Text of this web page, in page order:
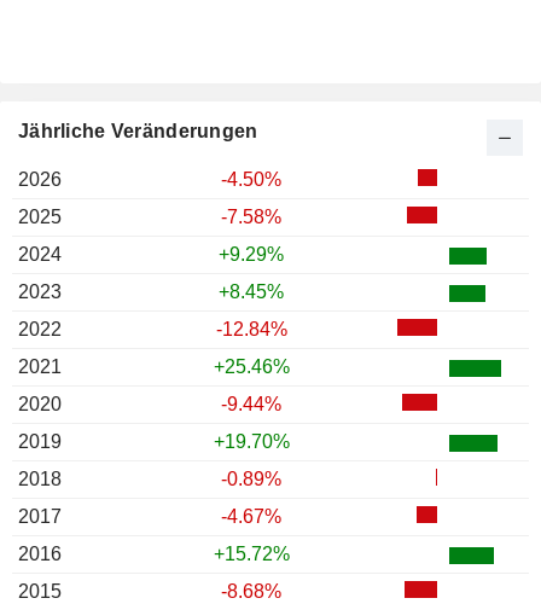
Jährliche Veränderungen
2026
-4.50%
2025
-7.58%
2024
+9.29%
2023
+8.45%
2022
-12.84%
2021
+25.46%
2020
-9.44%
2019
+19.70%
2018
-0.89%
2017
-4.67%
2016
+15.72%
2015
-8.68%